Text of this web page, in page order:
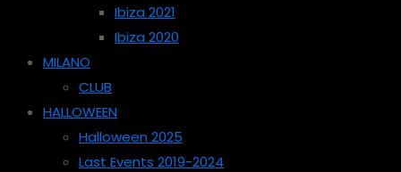
Ibiza 2021
Ibiza 2020
MILANO
CLUB
HALLOWEEN
Halloween 2025
Last Events 2019-2024